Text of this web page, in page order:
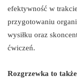
efektywność w
przygotowaniu
wysiłku oraz
ćwiczeń.
Rozgrzewka to także